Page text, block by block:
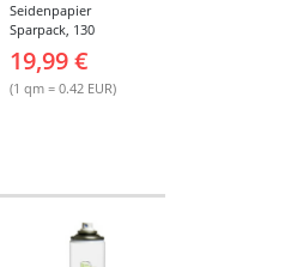
Seidenpapier
Sparpack, 130
Bogen sortiert
19,99 €
(1 qm = 0.42 EUR)